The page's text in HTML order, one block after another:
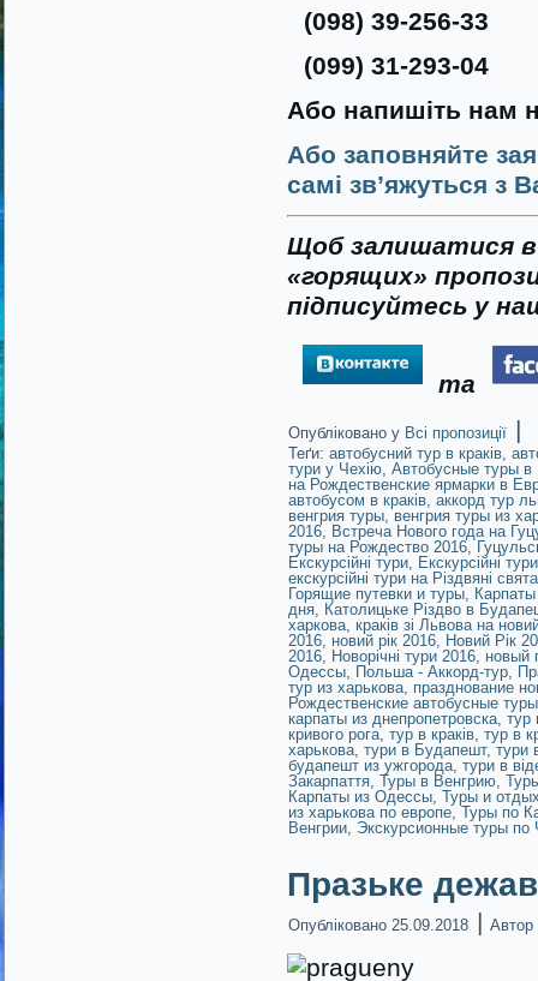
(098) 39-256-33
(099) 31-293-04
Або напишіть нам
Або заповняйте
самі зв’яжуться з
Щоб залишатися в
«горящих»
підписуйтесь у
та
Опубліковано у Всі пропозиції |
Теґи: автобусний тур в краків,
тури у Чехію, Автобусные туры
на Рождественские ярмарки в
автобусом в краків, аккорд тур
венгрия туры, венгрия туры из
2016, Встреча Нового года на
туры на Рождество 2016,
Екскурсійні тури, Екскурсійні
екскурсійні тури на Різдвяні свята
Горящие путевки и туры,
дня, Католицьке Різдво в
харкова, краків зі Львова на
2016, новий рік 2016, Новий Рік
2016, Новорічні тури 2016, новый
Одессы, Польша - Аккорд-тур,
тур из харькова, празднование
Рождественские автобусные
карпаты из днепропетровска, тур
кривого рога, тур в краків, тур в
харькова, тури в Будапешт, тури
будапешт из ужгорода, тури в
Закарпаття, Туры в Венгрию,
Карпаты из Одессы, Туры и
из харькова по европе, Туры по
Венгрии, Экскурсионные туры по
Празьке
Опубліковано 25.09.2018 | Автор